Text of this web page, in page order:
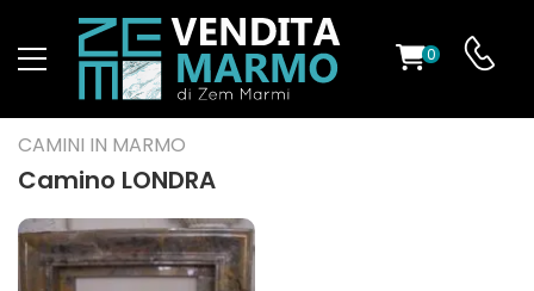
0
CAMINI IN MARMO
Camino LONDRA